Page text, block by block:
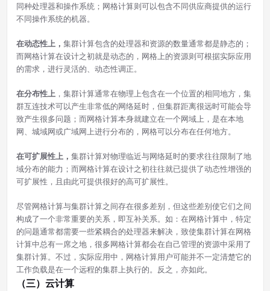
同种处理器和操作系统；网格计算则可以包含不同供应商提供的运行
不同操作系统的机器。
在动态性上， 集群计算包含的处理器和资源的数量通常都是静态的；
而网格计算在设计之初就是动态的，网格上的资源则可根据实际应用
的需求，进行灵活的、动态性调正。
在分布性上，集群计算通常在物理上包含在一个位置的相同地方，集
群互连技术可以产生非常低的网络延时，但集群距离很远时可能会导
致产生很多问题；而网格计算本身就建立在一个网域上，是在本地
网、城域网或广域网上进行分布的，网格可以分布在任何地方。
在可扩展性上， 集群计算对物理临近与网络延时的要求往往限制了地
域分布的能力；而网格计算在设计之初往往就已提供了动态性增强的
可扩展性，且由此可提供很好的高可扩展性。
尽管网格计算与集群计算之间存在很多差别，但这些差别使它们之间
构成了一个非常重要的关系，即互补关系。如：在网格计算中，特定
的问题通常都需要一些紧耦合的处理器来解决，致使集群计算在网格
计算中总有一席之地，很多网格计算都会在自己管理的资源中采用了
集群计算。不过，实际应用中，网格计算用户可能并不一定清楚它的
工作负载是在一个远程的集群上执行的。反之，亦如此。
（三）云计算